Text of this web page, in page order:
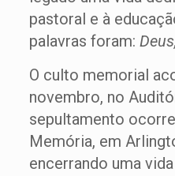
pastoral e à
palavras foram:
O culto memorial
novembro, no
sepultamento
Memória, em
encerrando uma